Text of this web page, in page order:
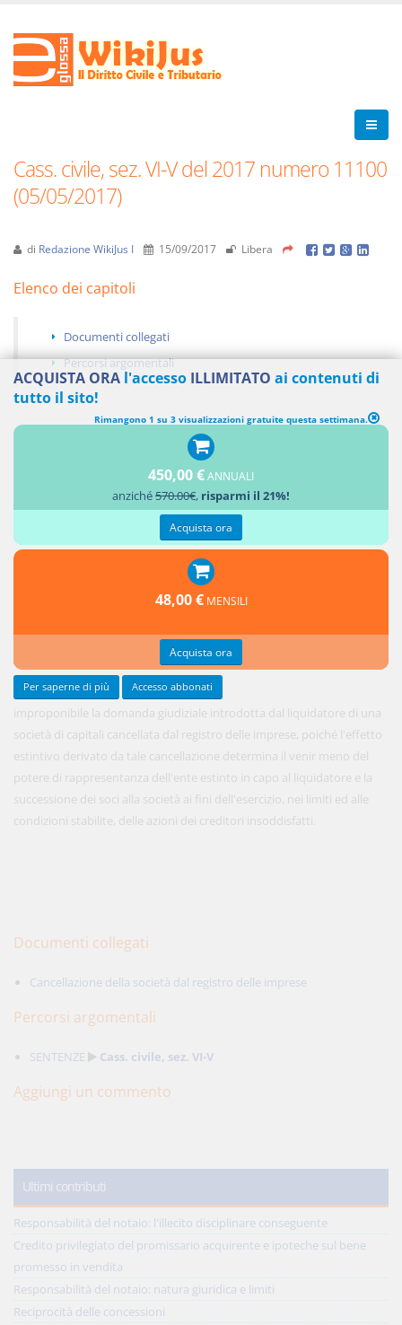
Cass. civile, sez. VI-V del 2017 numero 11100
(05/05/2017)
di Redazione WikiJus I 15/09/2017 Libera
Elenco dei capitoli
Documenti collegati
Percorsi argomentali
improponibile la domanda giudiziale introdotta dal liquidatore di una
società di capitali cancellata dal registro delle imprese, poiché l'effetto
estintivo derivato da tale cancellazione determina il venir meno del
potere di rappresentanza dell'ente estinto in capo al liquidatore e la
successione dei soci alla società ai fini dell'esercizio, nei limiti ed alle
condizioni stabilite, delle azioni dei creditori insoddisfatti.
Documenti collegati
Cancellazione della società dal registro delle imprese
Percorsi argomentali
SENTENZE Cass. civile, sez. VI-V
Aggiungi un commento
Ultimi contributi
Responsabilità del notaio: l'illecito disciplinare conseguente
Credito privilegiato del promissario acquirente e ipoteche sul bene
promesso in vendita
Responsabilità del notaio: natura giuridica e limiti
Reciprocità delle concessioni
ACQUISTA ORA l'accesso ILLIMITATO ai contenuti di
tutto il sito!
Rimangono 1 su 3 visualizzazioni gratuite questa settimana.
450,00 €ANNUALI
anziché570.00€, risparmi il 21%!
Acquista ora
48,00 € MENSILI
Acquista ora
Per saperne di più Accesso abbonati